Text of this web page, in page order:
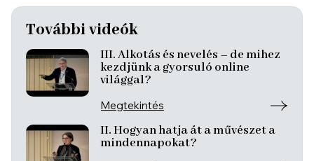
További videók
III. Alkotás és nevelés – de mihez
kezdjünk a gyorsuló online
világgal?
Megtekintés
II. Hogyan hatja át a művészet a
mindennapokat?